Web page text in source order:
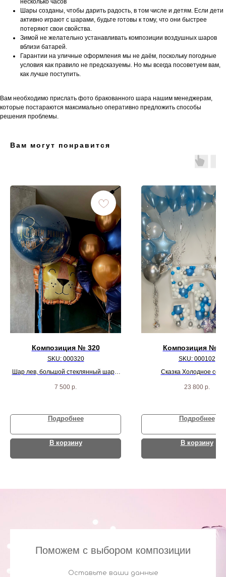
несколько часов
Шары созданы, чтобы дарить радость, в том числе и детям. Если дети
активно играют с шарами, будьте готовы к тому, что они быстрее
потеряют свои свойства.
Зимой не желательно устанавливать композиции воздушных шаров
вблизи батарей.
Гарантии на уличные оформления мы не даём, поскольку погодные
условия как правило не предсказуемы. Но мы всегда посоветуем вам,
как лучше поступить.
Вам необходимо прислать фото бракованного шара нашим менеджерам,
которые постараются максимально оперативно предложить способы
решения проблемы.
Вам могут понравится
Композиция № 320
SKU: 000320
Шар лев, большой стеклянный шар и
7 500 р.
Подробнее
В корзину
Композиция №
SKU: 000102
Сказка Холодное
23 800 р.
Подробнее
В корзину
Поможем с выбором композиции
Оставьте ваши данные